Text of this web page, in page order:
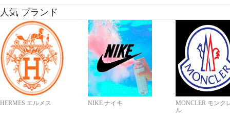
人気 ブランド
HERMES エルメス NIKE ナイキ
MONCLER モンク
ル